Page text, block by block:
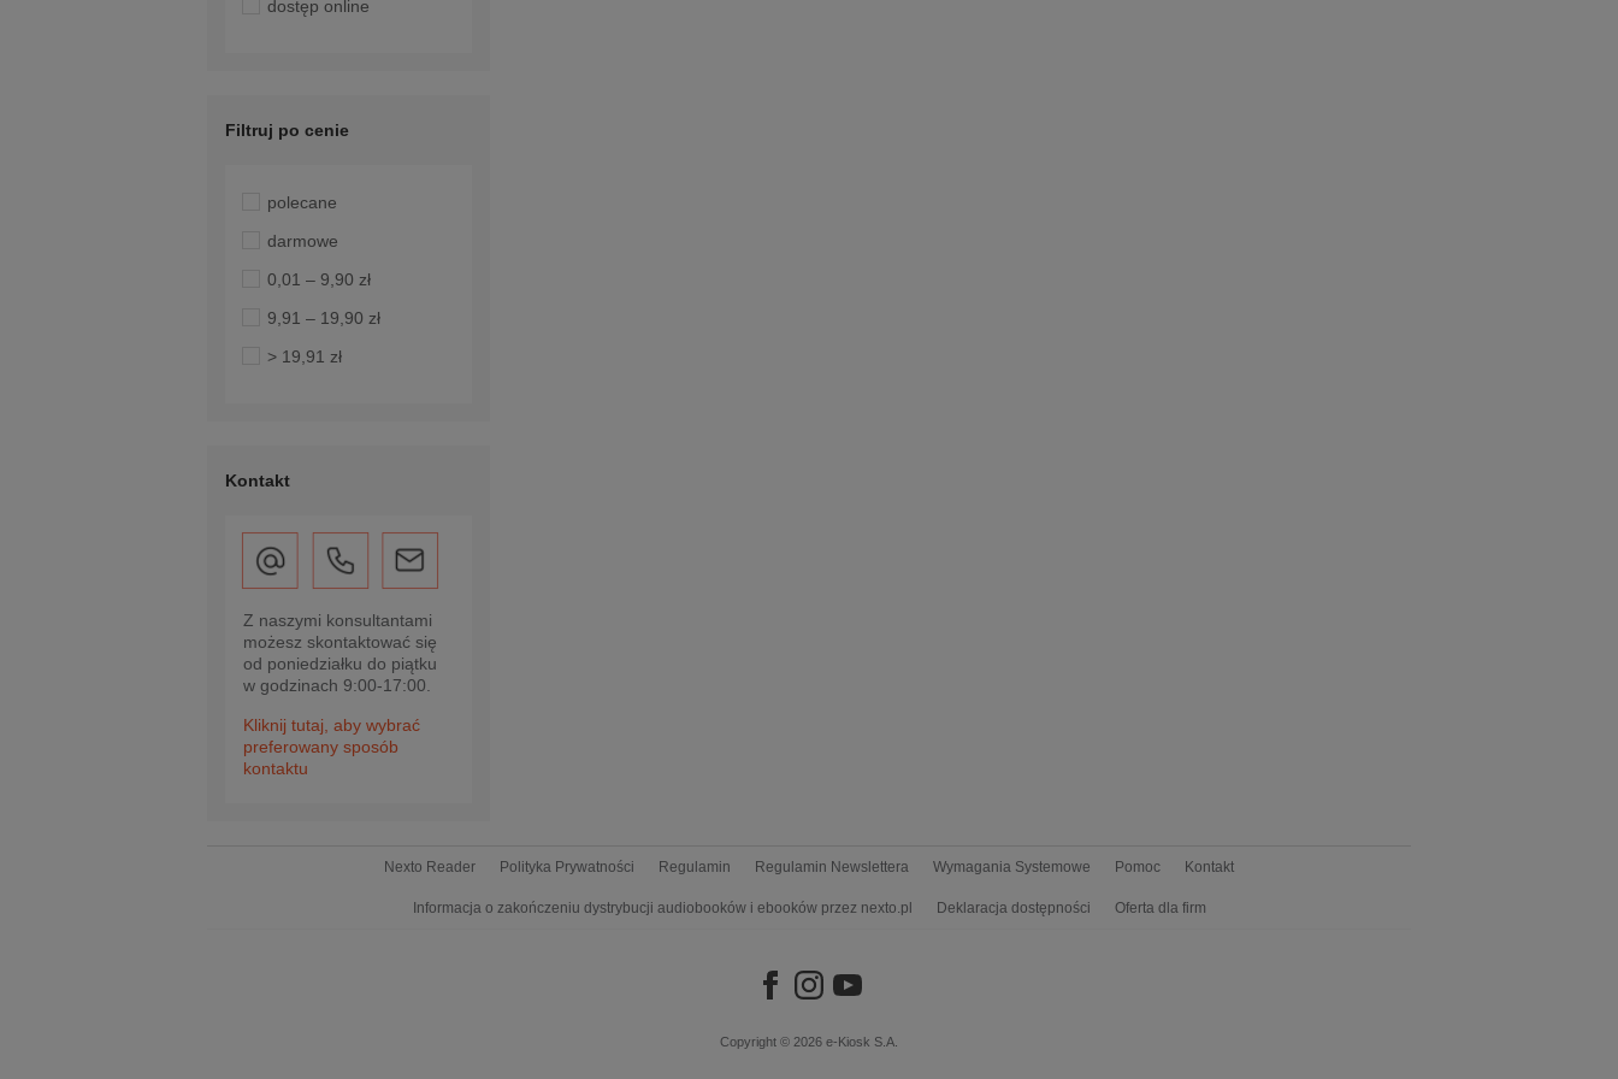
dostęp online
Filtruj po cenie
polecane
darmowe
0,01 – 9,90 zł
9,91 – 19,90 zł
> 19,91 zł
Kontakt
Z naszymi konsultantami
możesz skontaktować się
od poniedziałku do piątku
w godzinach 9:00-17:00.
Kliknij tutaj, aby wybrać
preferowany sposób
kontaktu
Nexto Reader Polityka Prywatności Regulamin Regulamin Newslettera Wymagania Systemowe Pomoc Kontakt
Informacja o zakończeniu dystrybucji audiobooków i ebooków przez nexto.pl Deklaracja dostępności Oferta dla firm
Copyright © 2026 e-Kiosk S.A.